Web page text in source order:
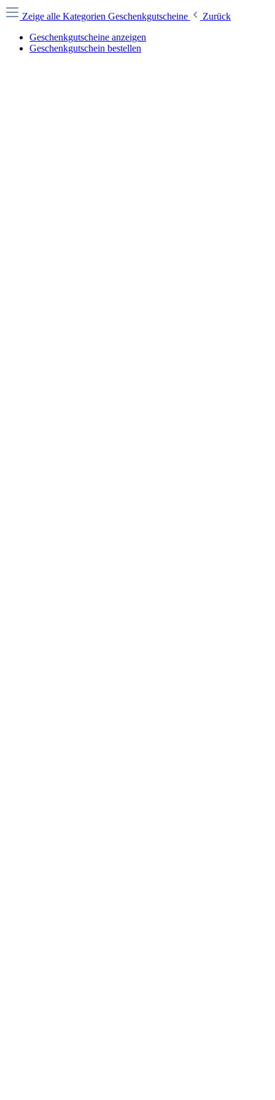
Zeige alle Kategorien Geschenkgutscheine
Zurück
Geschenkgutscheine anzeigen
Geschenkgutschein bestellen